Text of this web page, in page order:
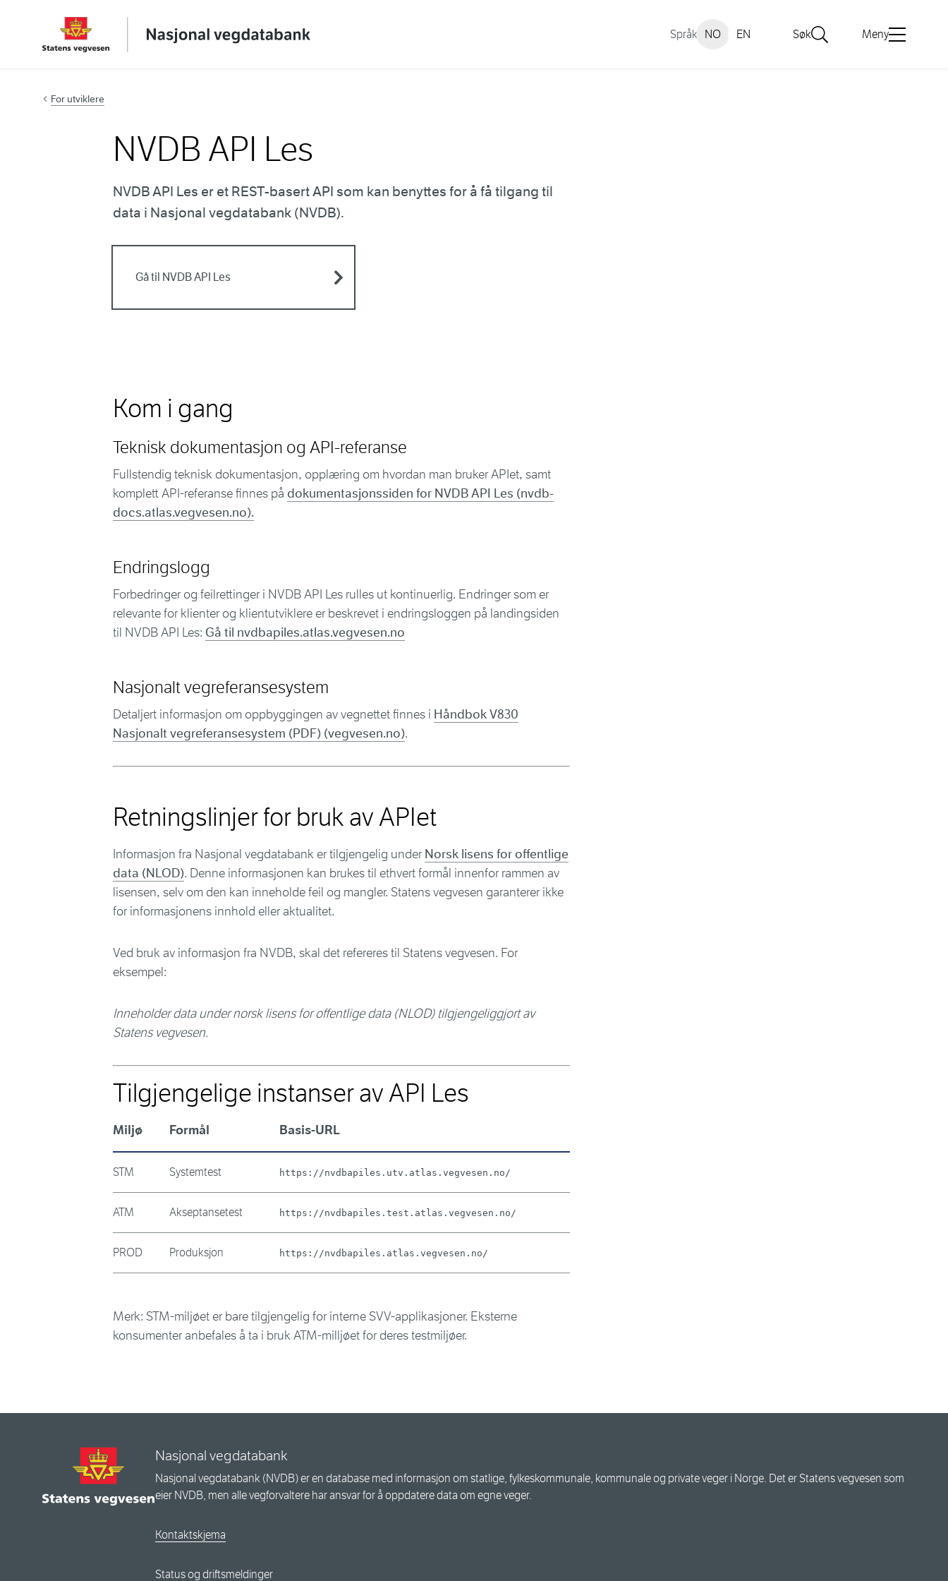
Hopp til innhold
Språk NO EN Søk Meny
For utviklere
NVDB API Les
NVDB API Les er et REST-basert API som kan benyttes for å få tilgang til
data i Nasjonal vegdatabank (NVDB).
Gå til NVDB API Les
Kom i gang
Teknisk dokumentasjon og API-referanse
Fullstendig teknisk dokumentasjon, opplæring om hvordan man bruker APIet, samt
komplett API-referanse finnes på dokumentasjonssiden for NVDB API Les (nvdb-
docs.atlas.vegvesen.no).
Endringslogg
Forbedringer og feilrettinger i NVDB API Les rulles ut kontinuerlig. Endringer som er
relevante for klienter og klientutviklere er beskrevet i endringsloggen på landingsiden
til NVDB API Les: Gå til nvdbapiles.atlas.vegvesen.no
Nasjonalt vegreferansesystem
Detaljert informasjon om oppbyggingen av vegnettet finnes i Håndbok V830
Nasjonalt vegreferansesystem (PDF) (vegvesen.no).
Retningslinjer for bruk av APIet
Informasjon fra Nasjonal vegdatabank er tilgjengelig underNorsk lisens for offentlige
data (NLOD). Denne informasjonen kan brukes til ethvert formål innenfor rammen av
lisensen, selv om den kan inneholde feil og mangler. Statens vegvesen garanterer ikke
for informasjonens innhold eller aktualitet.
Ved bruk av informasjon fra NVDB, skal det refereres til Statens vegvesen. For
eksempel:
Inneholder data under norsk lisens for offentlige data (NLOD) tilgjengeliggjort av
Statens vegvesen.
Tilgjengelige instanser av API Les
Miljø Formål Basis-URL
STM Systemtest https://nvdbapiles.utv.atlas.vegvesen.no/
ATM Akseptansetest https://nvdbapiles.test.atlas.vegvesen.no/
PROD Produksjon https://nvdbapiles.atlas.vegvesen.no/
Merk: STM-miljøet er bare tilgjengelig for interne SVV-applikasjoner. Eksterne
konsumenter anbefales å ta i bruk ATM-milljøet for deres testmiljøer.
Nasjonal vegdatabank
Nasjonal vegdatabank (NVDB) er en database med informasjon om statlige, fylkeskommunale, kommunale og private veger i Norge. Det er Statens vegvesen som
eier NVDB, men alle vegforvaltere har ansvar for å oppdatere data om egne veger.
Kontaktskjema
Status og driftsmeldinger